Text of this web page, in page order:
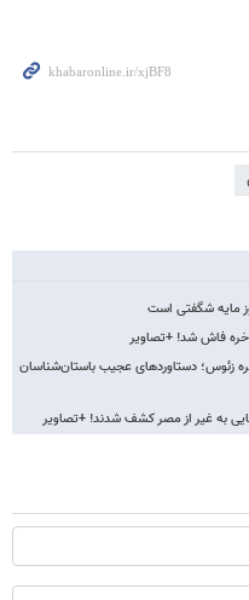
فاش شد! +تصاویر
زئوس؛ دستاوردهای عجیب باستان‌شناسان
به غیر از مصر کشف شدند! +تصاویر